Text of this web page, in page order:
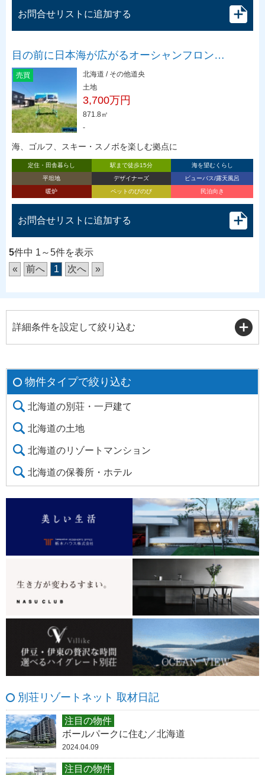
お問合せリストに追加する
目の前に日本海が広がるオーシャンフロン…
売買
北海道 / その他道央
土地
3,700万円
871.8㎡
-
海、ゴルフ、スキー・スノボを楽しむ拠点に
定住・田舎暮らし 駅まで徒歩15分
海を望むくらし
平坦地
デザイナーズ
ビューバス/露天風呂
暖炉
ペットのびのび 民泊向き
お問合せリストに追加する
5件中 1～5件を表示
«
前へ 1 次へ »
詳細条件を設定して絞り込む
物件タイプで絞り込む
北海道の別荘・一戸建て
北海道の土地
北海道のリゾートマンション
北海道の保養所・ホテル
別荘リゾートネット 取材日記
注目の物件
ボールパークに住む／北海道
2024.04.09
注目の物件